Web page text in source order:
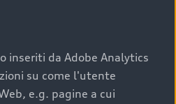
oltre al prezzo e all'aspetto,
contenuto corrisponde a
veicolo e a una maggiore
inseriti da Adobe Analytics
su come l'utente
e.g. pagine a cui